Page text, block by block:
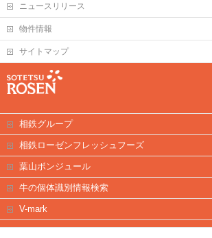
ニュースリリース
物件情報
サイトマップ
相鉄グループ
相鉄ローゼンフレッシュフーズ
葉山ボンジュール
牛の個体識別情報検索
V-mark